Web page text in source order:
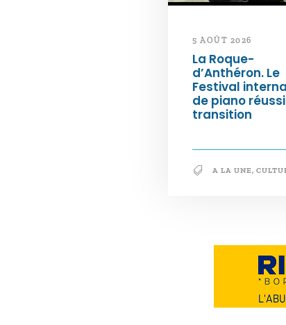
5 AOÛT 2026
La Roque-
d’Anthéron. Le
Festival
de piano
transition
A LA UNE,
Notre philosophie